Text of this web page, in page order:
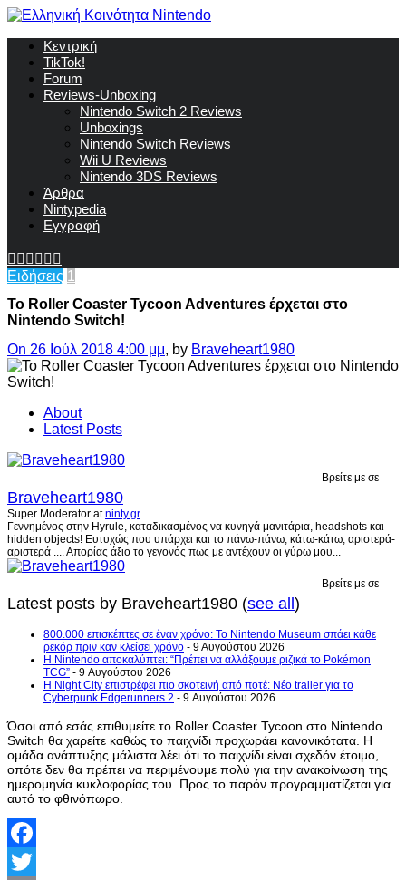
Κεντρική
TikTok!
Forum
Reviews-Unboxing
Nintendo Switch 2 Reviews
Unboxings
Nintendo Switch Reviews
Wii U Reviews
Nintendo 3DS Reviews
Άρθρα
Nintypedia
Εγγραφή
Ειδήσεις 1
Το Roller Coaster Tycoon Adventures έρχεται στο
Nintendo Switch!
On 26 Ιούλ 2018 4:00 μμ, by Braveheart1980
About
Latest Posts
Βρείτε με σε
Braveheart1980
Super Moderator atninty.gr
Γεννημένος στην Hyrule, καταδικασμένος να κυνηγά μανιτάρια, headshots και
hidden objects! Ευτυχώς που υπάρχει και το πάνω-πάνω, κάτω-κάτω, αριστερά-
αριστερά .... Απορίας άξιο το γεγονός πως με αντέχουν οι γύρω μου...
Βρείτε με σε
Latest posts by Braveheart1980 (see all)
800.000 επισκέπτες σε έναν χρόνο: Το Nintendo Museum σπάει κάθε
ρεκόρ πριν καν κλείσει χρόνο - 9 Αυγούστου 2026
Η Nintendo αποκαλύπτει: “Πρέπει να αλλάξουμε ριζικά το Pokémon
TCG” - 9 Αυγούστου 2026
Η Night City επιστρέφει πιο σκοτεινή από ποτέ: Νέο trailer για το
Cyberpunk Edgerunners 2 - 9 Αυγούστου 2026
Όσοι από εσάς επιθυμείτε το Roller Coaster Tycoon στο Nintendo
Switch θα χαρείτε καθώς το παιχνίδι προχωράει κανονικότατα. Η
ομάδα ανάπτυξης μάλιστα λέει ότι το παιχνίδι είναι σχεδόν έτοιμο,
οπότε δεν θα πρέπει να περιμένουμε πολύ για την ανακοίνωση της
ημερομηνία κυκλοφορίας του. Προς το παρόν προγραμματίζεται για
αυτό το φθινόπωρο.
Facebook